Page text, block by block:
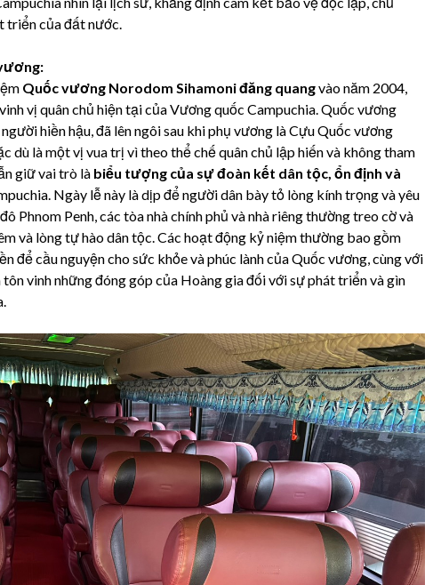
triển của đất nước.
Quốc vương Norodom Sihamoni đăng quangvào năm 2004,
vị quân chủ hiện tại của Vương quốc Campuchia. Quốc vương
hiền hậu, đã lên ngôi sau khi phụ vương là Cựu Quốc vương
dù là một vị vua trị vì theo thể chế quân chủ lập hiến và không tham
giữ vai trò là biểu tượng của sự đoàn kết dân tộc, ổn định và
Ngày lễ này là dịp để người dân bày tỏ lòng kính trọng và yêu
Phnom Penh, các tòa nhà chính phủ và nhà riêng thường treo cờ và
và lòng tự hào dân tộc. Các hoạt động kỷ niệm thường bao gồm
để cầu nguyện cho sức khỏe và phúc lành của Quốc vương, cùng với
vinh những đóng góp của Hoàng gia đối với sự phát triển và gìn